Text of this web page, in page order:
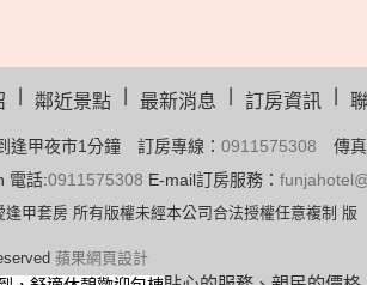
鄰近景點 最新消息 訂房資訊
甲夜市1分鐘 訂房專線： 0911575308 傳
電話:0911575308 E-mail訂房服務：
甲套房 所有版權未經本公司合法授權任意複制 版
蘋果網頁設計